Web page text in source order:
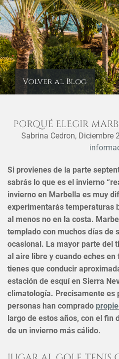
Volver al Blog
PORQUÉ ELEGIR
Sabrina Cedron, Diciembre
Si provienes de la parte
sabrás lo que es el invierno
invierno en Marbella es muy
experimentarás temperaturas
al menos no en la costa.
templado con muchos días de
ocasional. La mayor parte del
al aire libre y cuando eches
tienes que conducir
estación de esquí en Sierra
climatología. Precisamente es
personas han comprado
largo de estos años, con el fin
de un invierno más cálido.